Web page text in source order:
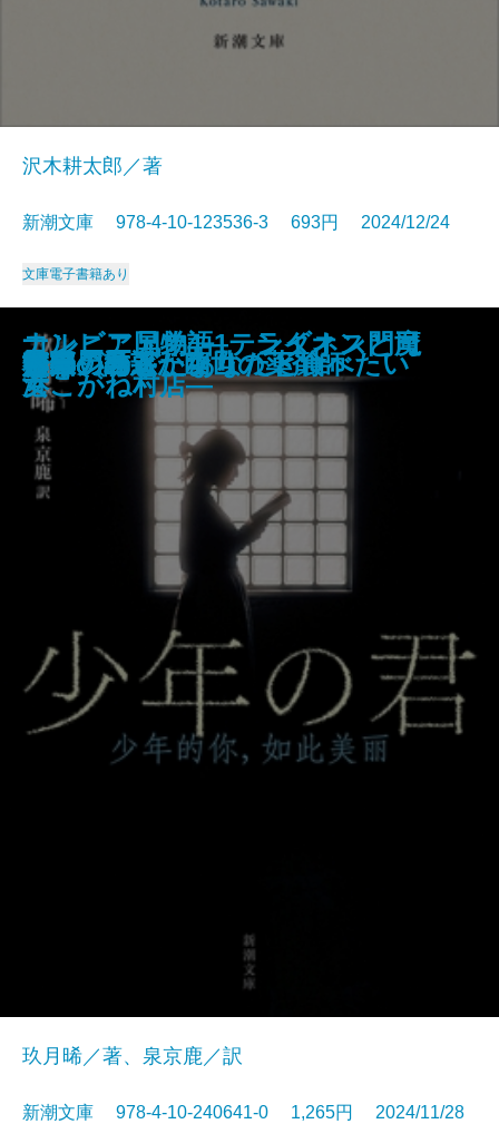
戦車兵の栄光─マチルダ単騎行─
黒雪姫と七人の怪物 最愛の人を
殺されたので黒衣の悪女になって
復讐を誓います
紫姫の国〔上〕
紫姫の国〔下〕
工藤會事件
財布は踊る
晴れの日散歩
ぼけますから、よろしくお願いし
ます。 おかえりお母さん
つゆのあとさき・カッフェー一夕
話
キャラヴァンは進む─銀河を渡るI
─
沢木耕太郎／著
新潮文庫 978-4-10-123536-3 693円 2024/12/24
文庫電子書籍あり
少年の君
玖月晞／著、泉京鹿／訳
新潮文庫 978-4-10-240641-0 1,265円 2024/11/28
ナルニア国物語1 ライオンと魔
女
コンビニ兄弟4―テンダネス門司
港こがね村店―
守り刀のうた
堕天の誘惑 幽世の薬剤師
熔果
邯鄲の島遥かなり〔下〕
救国ゲーム
もういちど、あなたと食べたい
ベージュ